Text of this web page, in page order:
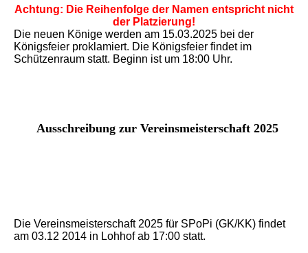
Achtung: Die Reihenfolge der Namen entspricht nicht
der Platzierung!
Die neuen Könige werden am 15.03.2025 bei der
Königsfeier proklamiert. Die Königsfeier findet im
Schützenraum statt. Beginn ist um 18:00 Uhr.
Ausschreibung zur Vereinsmeisterschaft 2025
Die Vereinsmeisterschaft 2025 für SPoPi (GK/KK) findet
am 03.12 2014 in Lohhof ab 17:00 statt.